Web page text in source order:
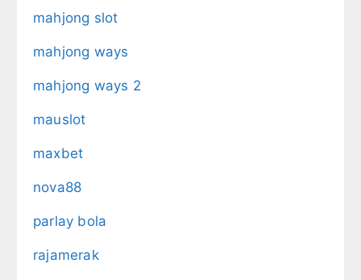
mahjong slot
mahjong ways
mahjong ways 2
mauslot
maxbet
nova88
parlay bola
rajamerak